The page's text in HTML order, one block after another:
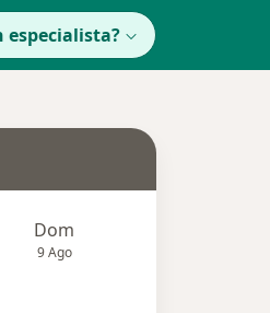
especialista?
Dom
9 Ago